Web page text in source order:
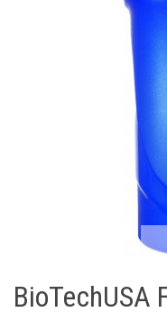
BioTechUSA